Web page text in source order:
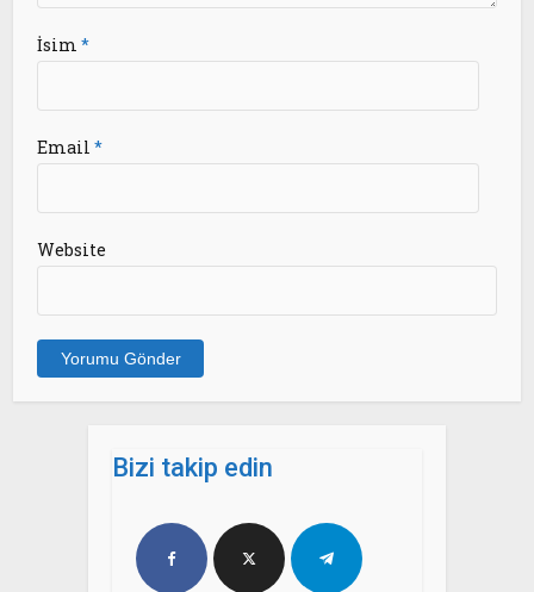
İsim*
Email*
Website
Bizi takip edin